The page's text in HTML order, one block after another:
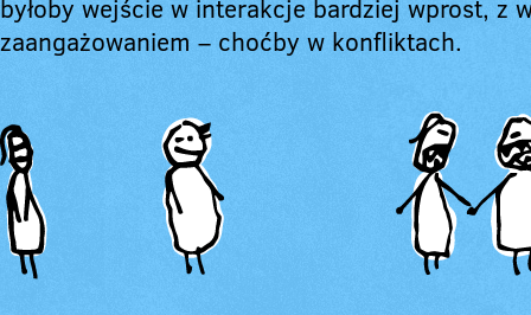
byłoby wejście w interakcje bardziej wprost, z
zaangażowaniem – choćby w konfliktach.